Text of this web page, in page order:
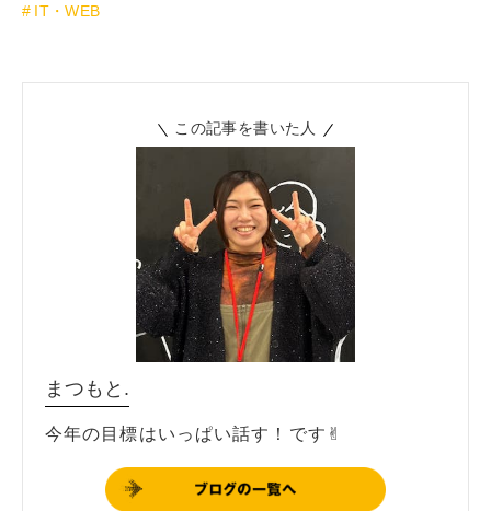
IT・WEB
この記事を書いた人
まつもと.
今年の目標はいっぱい話す！です✌︎